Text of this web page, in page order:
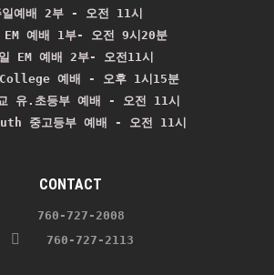
일예배 2부 - 오전 11시
EM 예배 1부- 오전 9시20분
EM 예배 2부- 오전11시
예배 - 오후 1시15분
유.초등부 예배 - 오전 11시
중고등부 예배 - 오전 11시
CONTACT
760-727-2008
760-727-2113